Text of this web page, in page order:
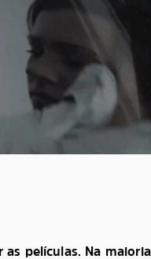
películas. Na